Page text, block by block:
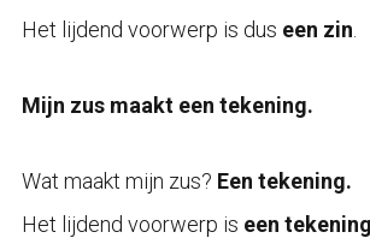
Het lijdend voorwerp is dus een zin
Mijn zus maakt een tekening.
Wat maakt mijn zus? Een tekening.
Het lijdend voorwerp is een tekening